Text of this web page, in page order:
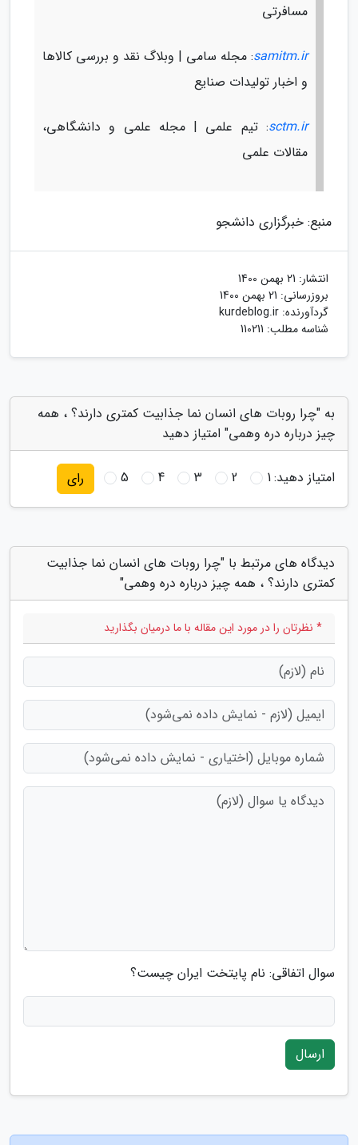
مسافرتی
samitm.ir: مجله سامی | وبلاگ نقد و بررسی کالاها
و اخبار تولیدات صنایع
sctm.ir: تیم علمی | مجله علمی و دانشگاهی،
مقالات علمی
منبع: خبرگزاری دانشجو
انتشار: 21 بهمن 1400
بروزرسانی: 21 بهمن 1400
گردآورنده: kurdeblog.ir
شناسه مطلب: 110211
به "چرا روبات های انسان نما جذابیت کمتری دارند؟ ، همه
چیز درباره دره وهمی" امتیاز دهید
امتیاز دهید:1
2
3
4
5 رای
دیدگاه های مرتبط با "چرا روبات های انسان نما جذابیت
کمتری دارند؟ ، همه چیز درباره دره وهمی"
* نظرتان را در مورد این مقاله با ما درمیان بگذارید
سوال اتفاقی: نام پایتخت ایران چیست؟
ارسال